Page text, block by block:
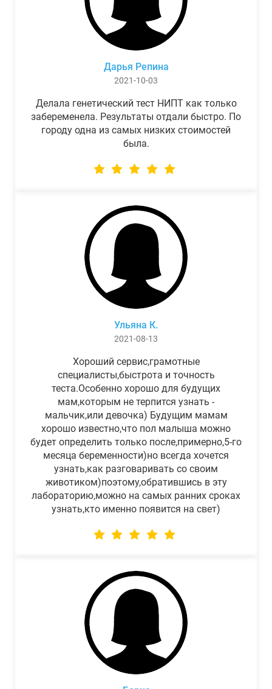
Дарья Репина
2021-10-03
Делала генетический тест НИПТ как только
забеременела. Результаты отдали быстро. По
городу одна из самых низких стоимостей
была.
Ульяна К.
2021-08-13
Хороший сервис,грамотные
специалисты,быстрота и точность
теста.Особенно хорошо для будущих
мам,которым не терпится узнать -
мальчик,или девочка) Будущим мамам
хорошо известно,что пол малыша можно
будет определить только после,примерно,5-го
месяца беременности)но всегда хочется
узнать,как разговаривать со своим
животиком)поэтому,обратившись в эту
лабораторию,можно на самых ранних сроках
узнать,кто именно появится на свет)